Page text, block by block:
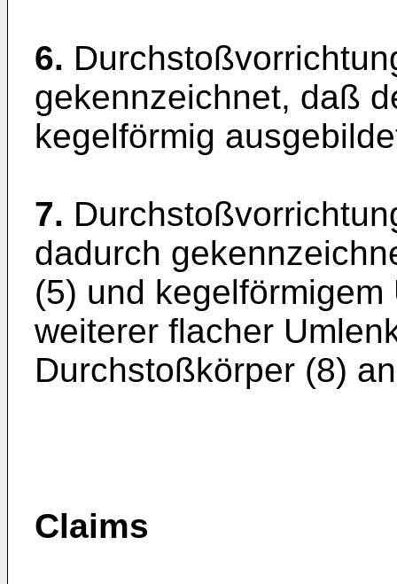
6.
gekennzeichnet, daß
kegelförmig
7.
dadurch
(5) und
weiterer flacher
Durchstoßkörper (8)
Claims